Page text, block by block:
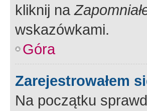
kliknij na
wskazówkami.
Góra
Zarejestrowałem
Na początku